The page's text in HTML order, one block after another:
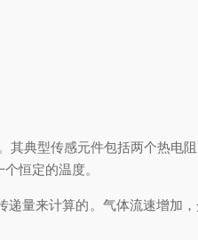
典型传感元件包括两个热电
恒定的温度。
来计算的。气体流速增加